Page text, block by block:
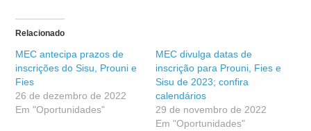
Relacionado
MEC antecipa prazos de
inscrições do Sisu, Prouni e
Fies
26 de dezembro de 2022
Em "Oportunidades"
MEC divulga datas de
inscrição para Prouni, Fies e
Sisu de 2023; confira
calendários
29 de novembro de 2022
Em "Oportunidades"